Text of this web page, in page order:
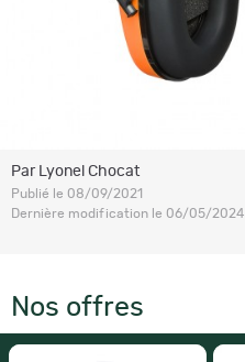
Par Lyonel Chocat
Publié le 08/09/2021
Dernière modification le 06/05/2024
Nos offres